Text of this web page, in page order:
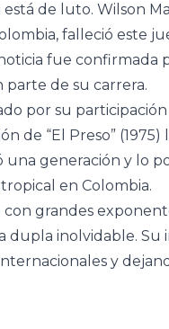
de luto. Wilson
falleció este
fue confirmada
de su carrera.
por su
de “El Preso”
una generación y lo
en Colombia.
grandes
inolvidable. Su
y